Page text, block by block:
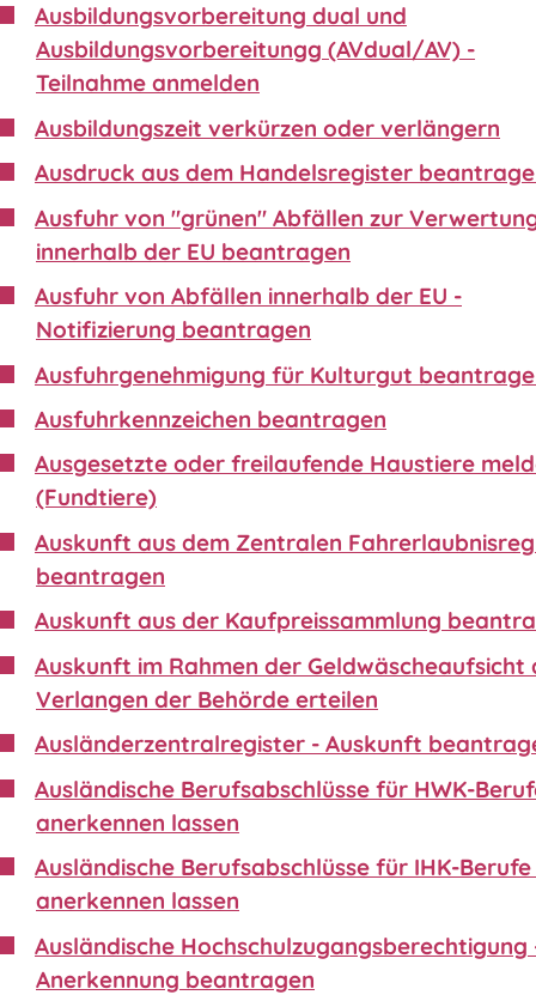
Ausbildungsvorbereitung dual und
Ausbildungsvorbereitungg (AVdual/AV) -
Teilnahme anmelden
Ausbildungszeit verkürzen oder verlängern
Ausdruck aus dem Handelsregister
Ausfuhr von "grünen" Abfällen zur
innerhalb der EU beantragen
Ausfuhr von Abfällen innerhalb der EU -
Notifizierung beantragen
Ausfuhrgenehmigung für Kulturgut
Ausfuhrkennzeichen beantragen
Ausgesetzte oder freilaufende Haustiere
(Fundtiere)
Auskunft aus dem Zentralen
beantragen
Auskunft aus der Kaufpreissammlung
Auskunft im Rahmen der Geldwäscheaufsicht
Verlangen der Behörde erteilen
Ausländerzentralregister - Auskunft
Ausländische Berufsabschlüsse für HWK-
anerkennen lassen
Ausländische Berufsabschlüsse für IHK-Berufe
anerkennen lassen
Ausländische Hochschulzugangsberechtigung
Anerkennung beantragen